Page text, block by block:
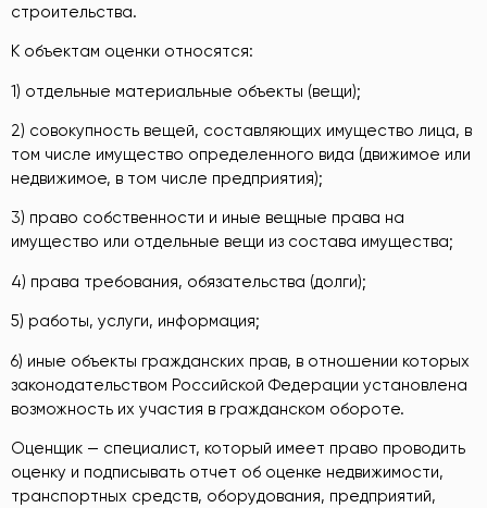
строительства.
К объектам оценки относятся:
1) отдельные материальные объекты (вещи);
2) совокупность вещей, составляющих имущество лица, в
том числе имущество определенного вида (движимое или
недвижимое, в том числе предприятия);
3) право собственности и иные вещные права на
имущество или отдельные вещи из состава имущества;
4) права требования, обязательства (долги);
5) работы, услуги, информация;
6) иные объекты гражданских прав, в отношении которых
законодательством Российской Федерации установлена
возможность их участия в гражданском обороте.
Оценщик — специалист, который имеет право проводить
оценку и подписывать отчет об оценке недвижимости,
транспортных средств, оборудования, предприятий,